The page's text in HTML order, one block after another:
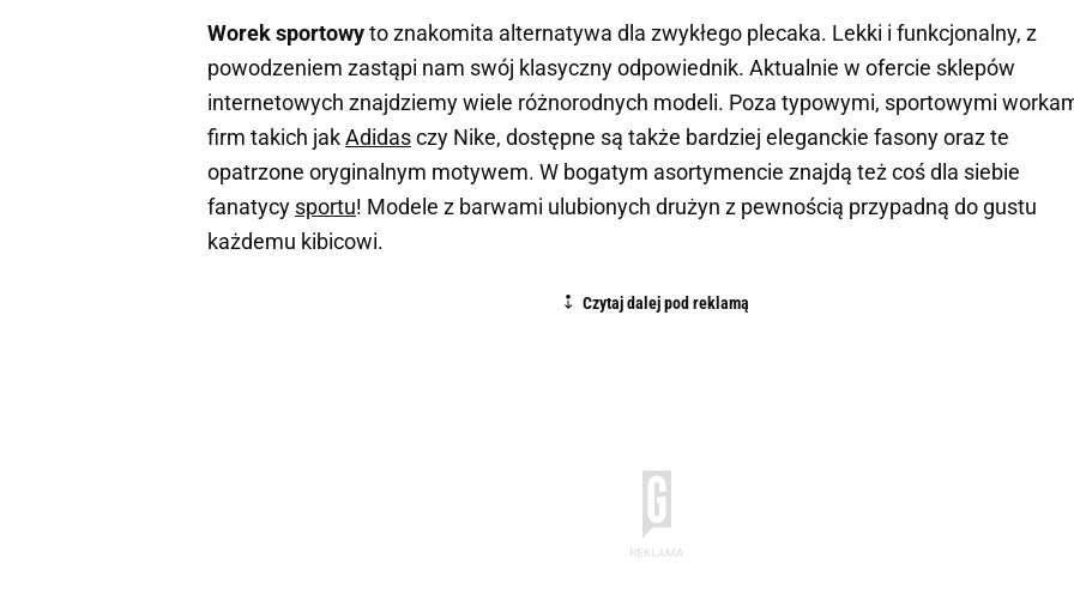
Worek sportowyto znakomita alternatywa dla zwykłego plecaka. Lekki i funkcjonalny, z
powodzeniem zastąpi nam swój klasyczny odpowiednik. Aktualnie w ofercie sklepów
internetowych znajdziemy wiele różnorodnych modeli. Poza typowymi, sportowymi
firm takich jakAdidasczy Nike, dostępne są także bardziej eleganckie fasony oraz te
opatrzone oryginalnym motywem. W bogatym asortymencie znajdą też coś dla siebie
fanatycy sportu! Modele z barwami ulubionych drużyn z pewnością przypadną do gustu
każdemu kibicowi.